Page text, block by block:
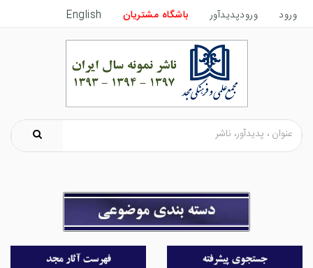
ورود ورودپدیدآور باشگاه مشتریان English